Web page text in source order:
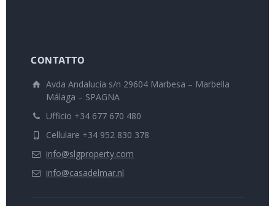
CONTATTO
Avda Andalucía s/n 29604 Marbesa – Marbella
Málaga – SPAGNA
Ufficio +34 677 670 480
Cellulare +34 952 830 378
info@slgproperty.com
info@casadelmar.nl